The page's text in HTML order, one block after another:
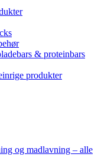
& proteinbars
produkter
og madlavning – alle